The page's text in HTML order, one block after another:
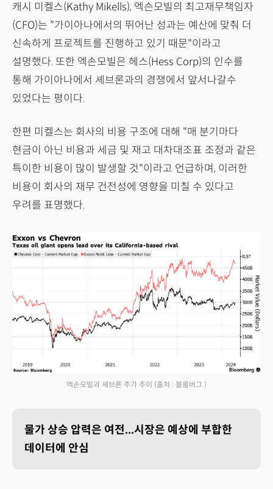
캐시 미켈스(Kathy Mikells), 엑슨모빌의 최고재무책임자
(CFO)는 "가이아나에서의 뛰어난 성과는 예산에 맞춰 더
신속하게 프로젝트를 진행하고 있기 때문"이라고
설명했다. 또한 엑손모빌은 헤스(Hess Corp)의 인수를
통해 가이아나에서 셰브론과의 경쟁에서 앞서나갈수
있었다는 평이다.
한편 미켈스는 회사의 비용 구조에 대해 "매 분기마다
현금이 아닌 비용과 세금 및 재고 대차대조표 조정과 같은
특이한 비용이 많이 발생할 것"이라고 언급하며, 이러한
비용이 회사의 재무 건전성에 영향을 미칠 수 있다고
우려를 표명했다.
엑손모빌과 셰브론 주가 추이 (출처 : 블룸버그 )
물가 상승 압력은 여전...시장은 예상에 부합한
데이터에 안심